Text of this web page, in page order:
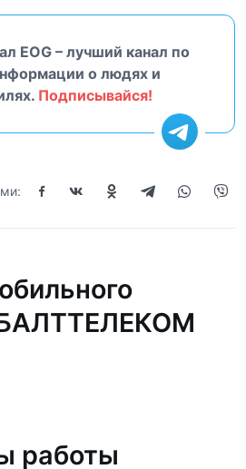
EOG – лучший канал по
о людях и
Подписывайся!
БАЛТТЕЛЕКОМ
работы